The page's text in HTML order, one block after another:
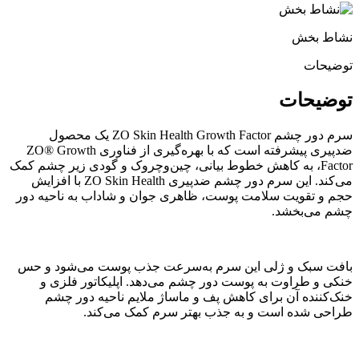
نشاط بخش
توضیحات
توضیحات
سرم دور چشم ZO Skin Health Growth Factor یک محصول
ضدپیری پیشرفته است که با بهره‌گیری از فناوری ZO® Growth
Factor، به کاهش خطوط بیانی، چین‌وچروک و گودی زیر چشم کمک
می‌کند. این سرم دور چشم ضدپیری ZO Skin Health با افزایش
حجم و تقویت سلامت پوست، ظاهری جوان و شاداب به ناحیه دور
چشم می‌بخشد.
بافت سبک و ژلی این سرم به‌سرعت جذب پوست می‌شود و حس
خنکی و طراوت به پوست دور چشم می‌دهد. اپلیکاتور فلزی و
خنک‌کننده آن برای کاهش پف و ماساژ ملایم ناحیه دور چشم
طراحی شده است و به جذب بهتر سرم کمک می‌کند.